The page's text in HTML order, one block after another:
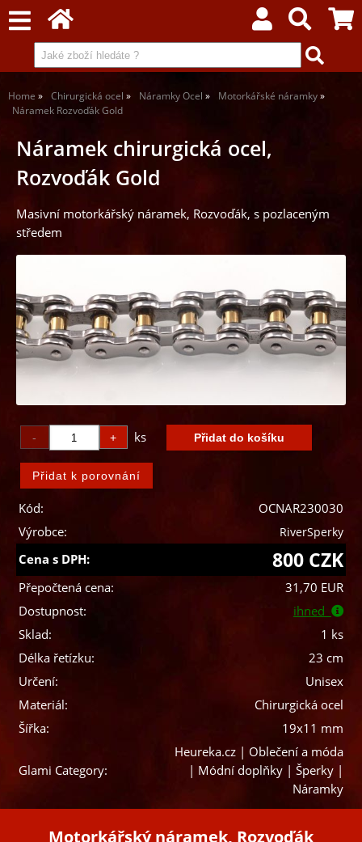
Home Chirurgická ocel Náramky Ocel
Motorkářské náramky
Náramek Rozvoďák Gold
Náramek chirurgická ocel,
Rozvoďák Gold
Masivní motorkářský náramek, Rozvoďák, s pozlaceným
středem
ks
Kód:
OCNAR230030
Výrobce:
RiverSperky
Cena s DPH: 800 CZK
Přepočtená cena:
31,70 EUR
Dostupnost:
ihned
Sklad:
1 ks
Délka řetízku:
23 cm
Určení:
Unisex
Materiál:
Chirurgická ocel
Šířka:
19x11 mm
Glami Category:
Heureka.cz | Oblečení a móda
| Módní doplňky | Šperky |
Náramky
Motorkářský náramek, Rozvoďák